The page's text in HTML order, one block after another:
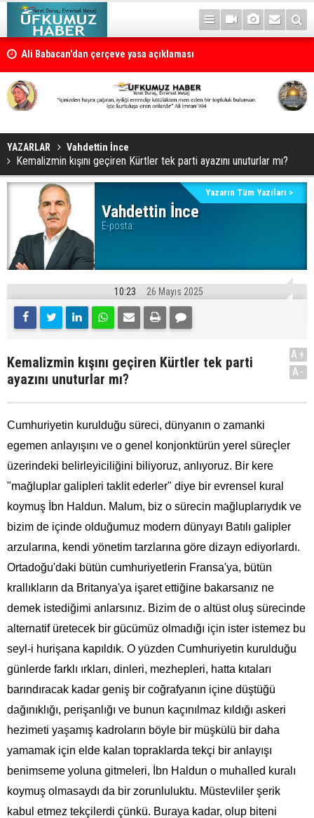
Ali Babacan'dan çerçeve yasa açıklaması
YAZARLAR Vahdettin İnce
Kemalizmin kışını geçiren Kürtler tek parti ayazını unuturlar mı?
Vahdettin İnce
E-posta:
Yazarın Tüm Yazıları >
10:23 26 Mayıs 2025
Kemalizmin kışını geçiren Kürtler tek parti
ayazını unuturlar mı?
A+
A-
Cumhuriyetin kurulduğu süreci, dünyanın o zamanki
egemen anlayışını ve o genel konjonktürün yerel süreçler
üzerindeki belirleyiciliğini biliyoruz, anlıyoruz. Bir kere
"mağluplar galipleri taklit ederler" diye bir evrensel kural
koymuş İbn Haldun. Malum, biz o sürecin mağluplarıydık ve
bizim de içinde olduğumuz modern dünyayı Batılı galipler
arzularına, kendi yönetim tarzlarına göre dizayn ediyorlardı.
Ortadoğu'daki bütün cumhuriyetlerin Fransa'ya, bütün
krallıkların da Britanya'ya işaret ettiğine bakarsanız ne
demek istediğimi anlarsınız. Bizim de o altüst oluş sürecinde
alternatif üretecek bir gücümüz olmadığı için ister istemez bu
seyl-i hurişana kapıldık. O yüzden Cumhuriyetin kurulduğu
günlerde farklı ırkları, dinleri, mezhepleri, hatta kıtaları
barındıracak kadar geniş bir coğrafyanın içine düştüğü
dağınıklığı, perişanlığı ve bunun kaçınılmaz kıldığı askeri
hezimeti yaşamış kadroların böyle bir müşkülü bir daha
yamamak için elde kalan topraklarda tekçi bir anlayışı
benimseme yoluna gitmeleri, İbn Haldun o muhalled kuralı
koymuş olmasaydı da bir zorunluluktu. Müstevliler şerik
kabul etmez tekçilerdi çünkü. Buraya kadar, olup biteni